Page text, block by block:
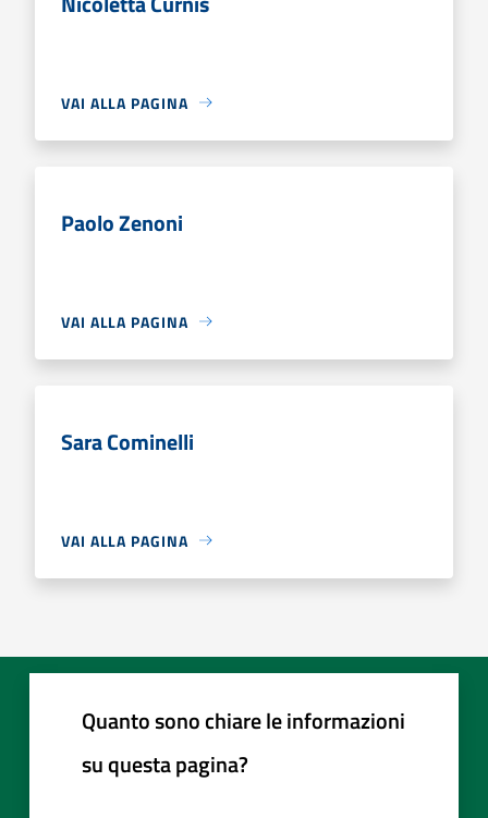
VAI ALLA PAGINA
Paolo Zenoni
VAI ALLA PAGINA
Sara Cominelli
VAI ALLA PAGINA
Quanto sono chiare le informazioni
su questa pagina?